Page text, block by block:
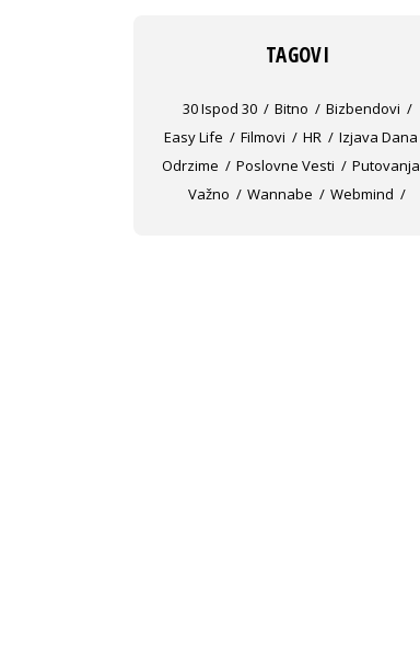
TAGOVI
30 Ispod 30 Bitno
Bizbendovi
Easy Life
Filmovi HR
Izjava Dana
Odrzime
Poslovne Vesti
Putovanja
Važno
Wannabe Webmind